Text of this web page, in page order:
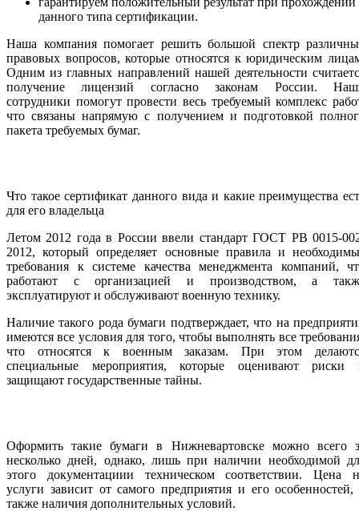
данного типа сертификации.
Наша компания помогает решить большой спектр
правовых вопросов, которые относятся к юридическим
Одним из главных направлений нашей деятельности
получение лицензий согласно законам России.
сотрудники помогут провести весь требуемый комплекс
что связаны напрямую с получением и подготовкой
пакета требуемых бумаг.
Что такое сертификат данного вида и какие преимущества
для его владельца
Летом 2012 года в России ввели стандарт ГОСТ РВ 0015-
2012, который определяет основные правила и
требования к системе качества менеджмента компаний,
работают с организацией и производством, а
эксплуатируют и обслуживают военную технику.
Наличие такого рода бумаги подтверждает, что на
имеются все условия для того, чтобы выполнять все
что относятся к военным заказам. При этом
специальные мероприятия, которые оценивают риски
защищают государственные тайны.
Оформить такие бумаги в Нижневартовске можно всего
несколько дней, однако, лишь при наличии необходимой
этого документациии техническом соответствии. Цена
услуги зависит от самого предприятия и его особенностей,
также наличия дополнительных условий.